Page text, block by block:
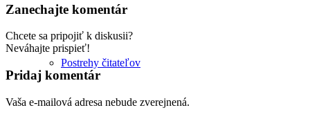
Postrehy čitateľov
Zanechajte komentár
Chcete sa pripojiť k diskusii?
Neváhajte prispieť!
Pridaj komentár
Vaša e-mailová adresa nebude zverejnená.